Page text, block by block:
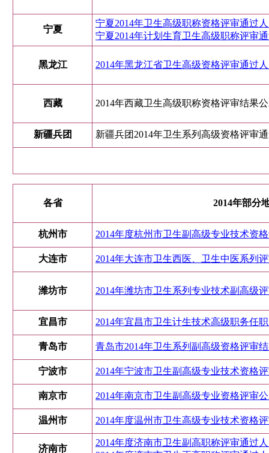
宁夏
宁夏2014年卫生高级职称资格评审通过
宁夏2014年计划生育卫生高级职称评审
黑龙江 2014年黑龙江省卫生高级资格评审通过
西藏 2014年西藏卫生高级职称资格评审结果
新疆兵团 新疆兵团2014年卫生系列高级资格评审
各省 2014年部分
杭州市 2014年度杭州市卫生副高级专业技术资
大连市 2014年大连市卫生西医、卫生中医系列
潍坊市 2014年潍坊市卫生系列专业技术副高级
宜昌市 2014年宜昌市卫生计生技术高级职务任
青岛市 青岛市2014年卫生系列副高级资格评审
宁波市 2014年宁波市卫生副高级专业技术资格
南京市 2014年南京市卫生副高级专业资格评审
温州市 2014年度温州市卫生高级专业技术资格
济南市
2014年度济南市卫生副高职称评审通过